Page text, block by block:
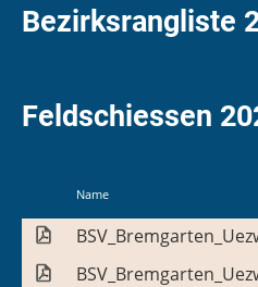
Bezirksrangliste
Feldschiessen
Name